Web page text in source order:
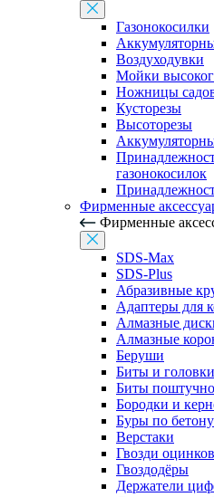
Газонокосилки
Воздуходувки
Мойки
Ножницы
Кусторезы
Высоторезы
газонокосилок
Фирменные
Фирменные
SDS-Max
SDS-Plus
Абразивные
Адаптеры для
Алмазные
Алмазные
Беруши
Биты и
Биты поштучно
Бородки и
Буры по бетону
Верстаки
Гвозди
Гвоздодёры
Держатели